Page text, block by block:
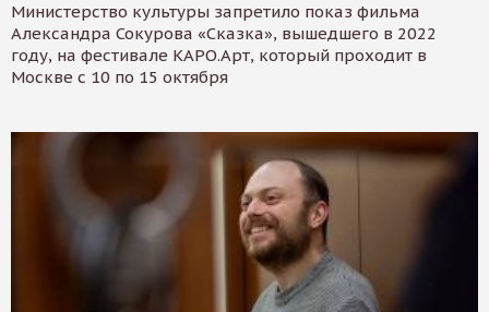
Министерство культуры запретило показ фильма
Александра Сокурова «Сказка», вышедшего в 2022
году, на фестивале КАРО.Арт, который проходит в
Москве с 10 по 15 октября